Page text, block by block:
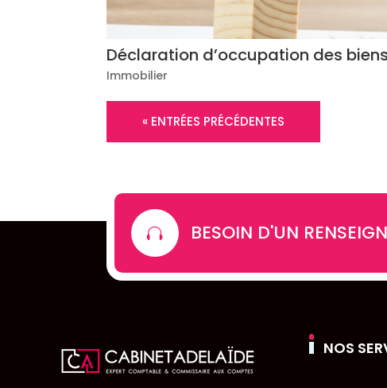
Déclaration d’occupation des
Immobilier
« ENTRÉES PRÉCÉDENTES
 BESOIN D'UN
NOS